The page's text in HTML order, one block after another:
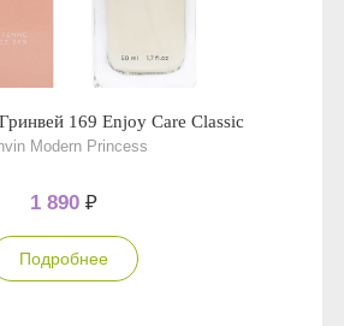
169 Enjoy Care Classic
Modern Princess
1 890 ₽
Подробнее